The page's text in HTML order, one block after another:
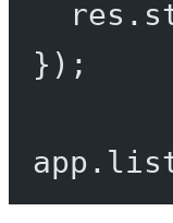
res.
});
app.